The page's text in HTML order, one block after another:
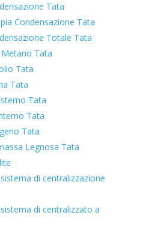
Tata
Condensazione Tata
Totale Tata
Metano Tata
Tata
Tata
Tata
Tata
Tata
Legnosa Tata
di centralizzazione
di centralizzato a